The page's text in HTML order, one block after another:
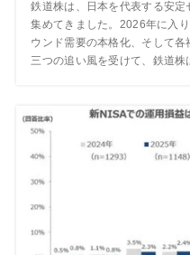
鉄道株は、日本を代表する安
集めてきました。2026年に入
ウンド需要の本格化、そして各
三つの追い風を受けて、鉄道株